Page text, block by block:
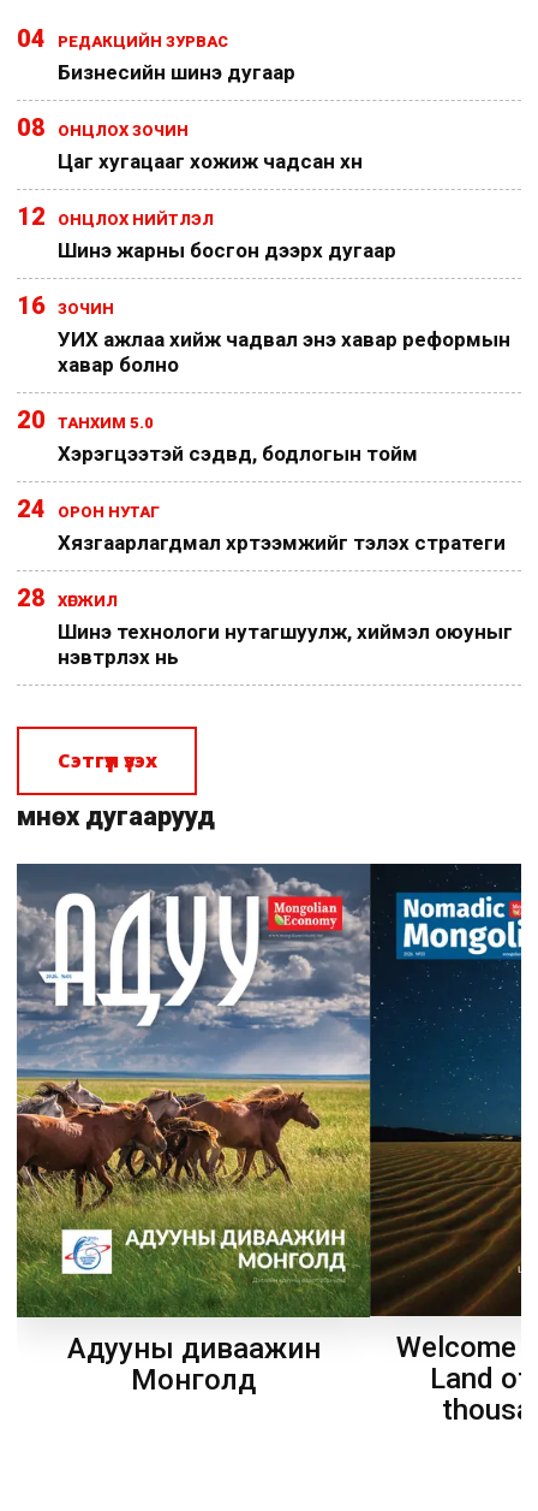
04 РЕДАКЦИЙН ЗУРВАС
Бизнесийн шинэ дугаар
08 ОНЦЛОХ ЗОЧИН
Цаг хугацааг хожиж чадсан хүн
12 ОНЦЛОХ НИЙТЛЭЛ
Шинэ жарны босгон дээрх дугаар
16 ЗОЧИН
УИХ ажлаа хийж чадвал энэ хавар реформын
хавар болно
20 ТАНХИМ 5.0
Хэрэгцээтэй сэдвүүд, бодлогын тойм
24 ОРОН НУТАГ
Хязгаарлагдмал хүртээмжийг тэлэх стратеги
28 ХӨГЖИЛ
Шинэ технологи нутагшуулж, хиймэл оюуныг
нэвтрүүлэх нь
Сэтгүүл үзэх
Өмнөх дугаарууд
Адууны диваажин
Монголд
Welcome
Land of